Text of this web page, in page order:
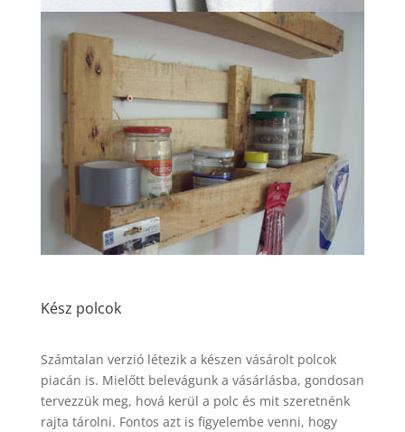
Kész polcok
Számtalan verzió létezik a készen vásárolt polcok
piacán is. Mielőtt belevágunk a vásárlásba, gondosan
tervezzük meg, hová kerül a polc és mit szeretnénk
rajta tárolni. Fontos azt is figyelembe venni, hogy